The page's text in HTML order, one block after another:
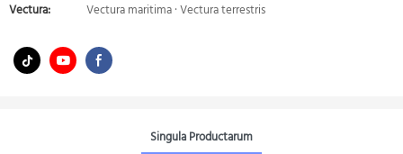
Vectura:
Vectura maritima · Vectura terrestris
Singula Productarum